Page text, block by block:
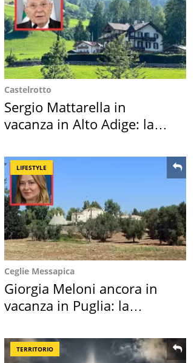
Castelrotto
Sergio Mattarella in
vacanza in Alto Adige: la
LIFESTYLE
Ceglie Messapica
Giorgia Meloni ancora in
vacanza in Puglia: la
TERRITORIO